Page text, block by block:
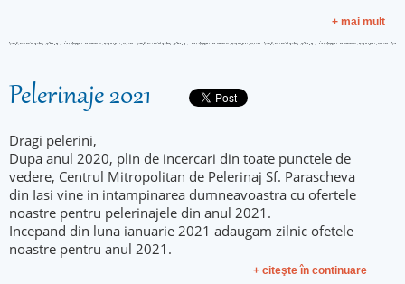
+ mai mult
Pelerinaje 2021
Dragi pelerini,
Dupa anul 2020, plin de incercari din toate punctele de
vedere, Centrul Mitropolitan de Pelerinaj Sf. Parascheva
din Iasi vine in intampinarea dumneavoastra cu ofertele
noastre pentru pelerinajele din anul 2021.
Incepand din luna ianuarie 2021 adaugam zilnic ofetele
noastre pentru anul 2021.
+ citeşte în continuare